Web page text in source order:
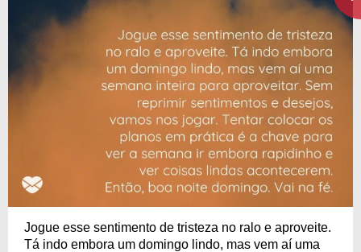
Jogue esse sentimento de tristeza no ralo e aproveite.
Tá indo embora um domingo lindo, mas vem aí uma